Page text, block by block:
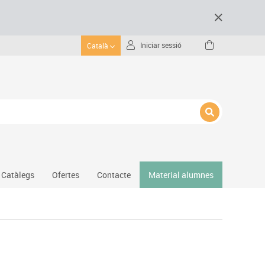
Català Iniciar sessió
Catàlegs Ofertes Contacte Material alumnes